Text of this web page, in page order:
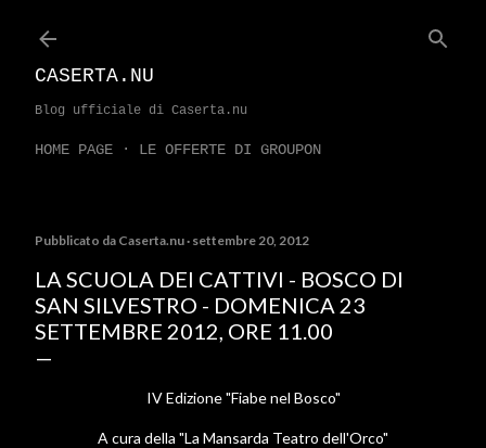
CASERTA.NU
Blog ufficiale di Caserta.nu
HOME PAGE LE OFFERTE DI GROUPON
Pubblicato da Caserta.nu settembre 20, 2012
LA SCUOLA DEI CATTIVI - BOSCO DI
SAN SILVESTRO - DOMENICA 23
SETTEMBRE 2012, ORE 11.00
IV Edizione "Fiabe nel Bosco"
A cura della "La Mansarda Teatro dell'Orco"